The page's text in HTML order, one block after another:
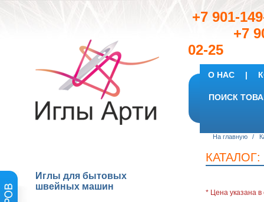
+7 901-
+7
02-25
О НАС |
ПОИСК
Иглы для бытовых
швейных машин
На главную /
КАТАЛОГ:
* Цена указана в